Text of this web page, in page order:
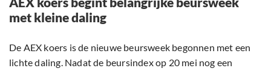
met kleine daling
De AEX koers is de nieuwe beursweek begonnen met een
lichte daling. Nadat de beursindex op 20 mei nog een